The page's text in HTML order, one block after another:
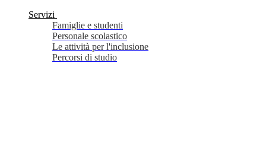
Servizi
Famiglie e studenti
Personale scolastico
Le attività per l'inclusione
Percorsi di studio